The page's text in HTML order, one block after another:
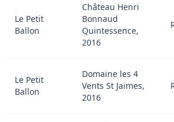
Le Petit
Ballon
Château Henri
Bonnaud
Quintessence,
2016
Le Petit
Ballon
Domaine les 4
Vents St Jaimes,
2016